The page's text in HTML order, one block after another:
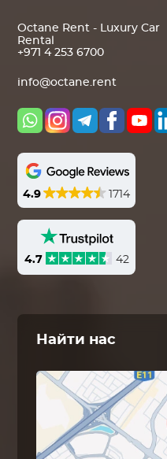
Octane Rent - Luxury Car
Rental
+971 4 253 6700
info@octane.rent
4.9 1714
4.7 42
Найти нас